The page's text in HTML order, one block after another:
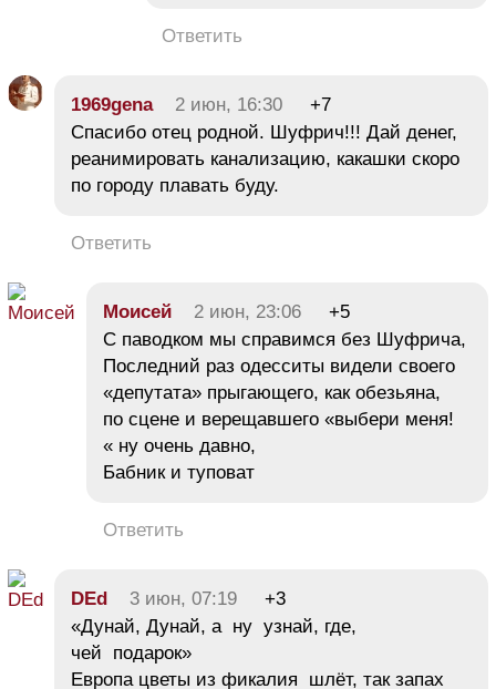
Ответить
1969gena 2 июн, 16:30
+7
Спасибо отец родной. Шуфрич!!! Дай денег,
реанимировать канализацию, какашки скоро
по городу плавать буду.
Ответить
Моисей 2 июн, 23:06
+5
С паводком мы справимся без Шуфрича,
Последний раз одесситы видели своего
«депутата» прыгающего, как обезьяна,
по сцене и верещавшего «выбери меня!
« ну очень давно,
Бабник и туповат
Ответить
DEd 3 июн, 07:19
+3
«Дунай, Дунай, а ну узнай, где,
чей подарок»
Европа цветы из фикалия шлёт, так запах